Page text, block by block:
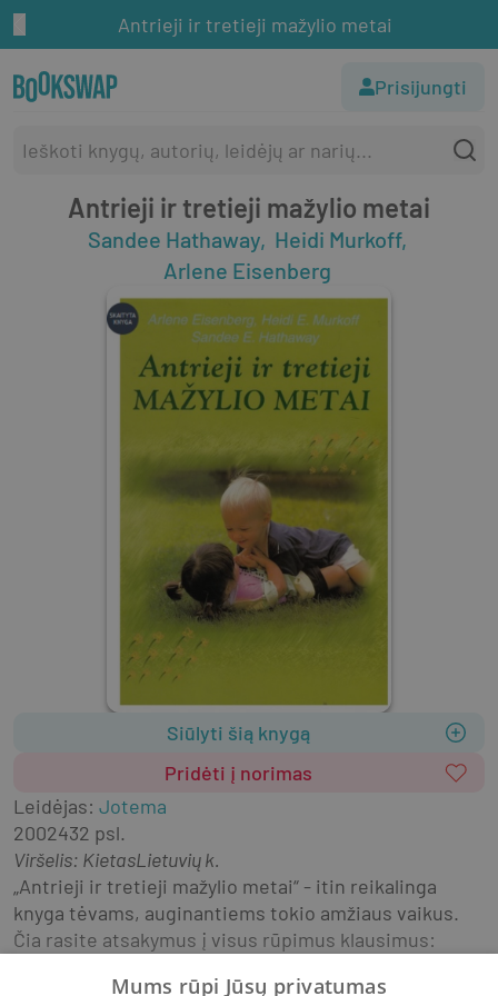
Antrieji ir tretieji mažylio metai
Prisijungti
Antrieji ir tretieji mažylio metai
Sandee Hathaway
Heidi Murkoff
Arlene Eisenberg
Siūlyti šią knygą
Pridėti į norimas
Leidėjas: Jotema
2002432 psl.
Viršelis: KietasLietuvių k.
„Antrieji ir tretieji mažylio metai“ - itin reikalinga
knyga tėvams, auginantiems tokio amžiaus vaikus.
Čia rasite atsakymus į visus rūpimus klausimus:
Mums rūpi Jūsų privatumas